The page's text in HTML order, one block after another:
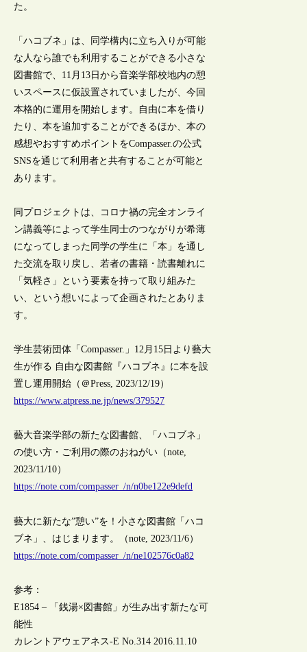
た。
「ハコブネ」は、同学構内に立ち入りが可能
な人なら誰でも利用することができる小さな
図書館で、11月13日から音楽学部校地内の憩
いスペースに仮設置されていましたが、今回
本格的に運用を開始します。自由に本を借り
たり、本を追加することができるほか、本の
感想やおすすめポイントをCompasser.の公式
SNSを通じて利用者と共有することが可能と
あります。
同プロジェクトは、コロナ禍の完全オンライ
ン講義等によって学生同士のつながりが希薄
になってしまった同学の学生に「本」を通し
た交流を取り戻し、若者の書籍・読書離れに
「気軽さ」という要素を持って取り組みた
い、という想いによって企画されたとありま
す。
学生芸術団体「Compasser.」12月15日より藝大
生が作る 自由な図書館『ハコブネ』に本を設
置し運用開始（＠Press, 2023/12/19）
https://www.atpress.ne.jp/news/379527
藝大音楽学部の新たな図書館、「ハコブネ」
の使い方・ご利用の際のおねがい（note,
2023/11/10）
https://note.com/compasser_/n/n0be122e9defd
藝大に新たな”憩い”を！小さな図書館「ハコ
ブネ」、はじまります。（note, 2023/11/6）
https://note.com/compasser_/n/ne102576c0a82
参考：
E1854 – 「銭湯×図書館」が生み出す新たな可
能性
カレントアウェアネス-E No.314 2016.11.10